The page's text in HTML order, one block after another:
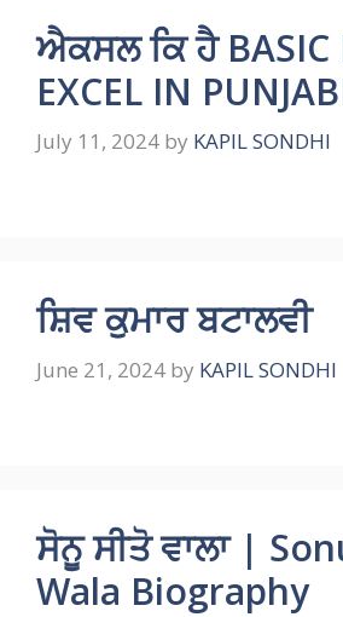
ਐਕਸਲ ਕਿ ਹੈ BASIC
EXCEL IN
July 11, 2024 by KAPIL SONDHI
ਸ਼ਿਵ ਕੁਮਾਰ ਬਟਾਲਵੀ
June 21, 2024 by KAPIL SONDHI
ਸੋਨੂ ਸੀਤੋ ਵਾਲਾ |
Wala Biography